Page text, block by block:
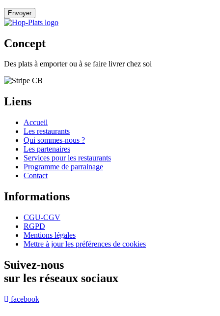
Envoyer
Concept
Des plats à emporter ou à se faire livrer chez soi
Liens
Accueil
Les restaurants
Qui sommes-nous ?
Les partenaires
Services pour les restaurants
Programme de parrainage
Contact
Informations
CGU-CGV
RGPD
Mentions légales
Mettre à jour les préférences de cookies
Suivez-nous
sur les réseaux sociaux
facebook